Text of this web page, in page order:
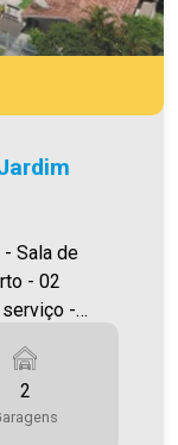
Sala de
- 02
serviço -
2